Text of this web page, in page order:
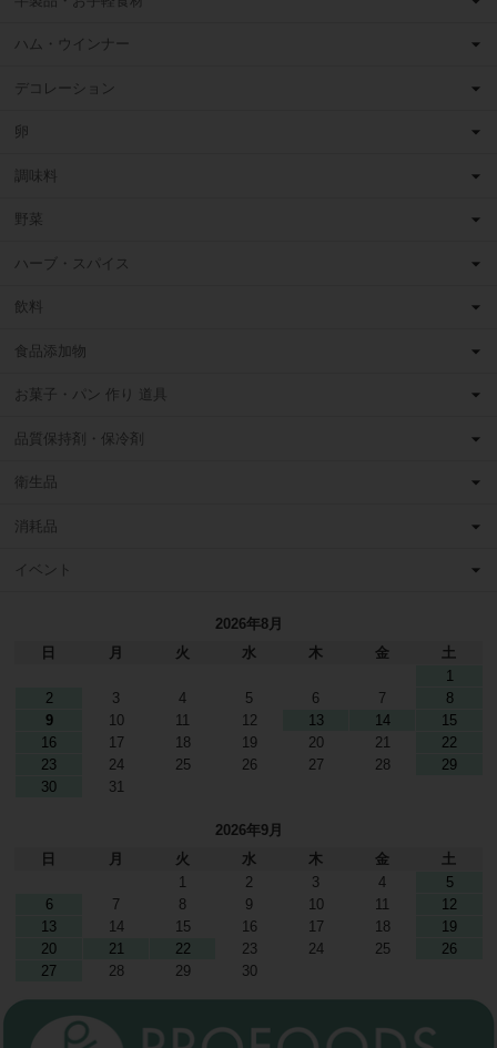
ハム・ウインナー
デコレーション
卵
調味料
野菜
ハーブ・スパイス
飲料
食品添加物
お菓子・パン 作り 道具
品質保持剤・保冷剤
衛生品
消耗品
イベント
2026年8月
日
月 火 水 木 金
土
1
2
3 4 5 6 7
8
9
10 11 12 13 14
15
16
17 18 19 20 21
22
23
24 25 26 27 28
29
30
31
2026年9月
日
月 火 水 木 金
土
1
2 3 4
5
6
7 8 9 10 11
12
13
14 15 16 17 18
19
20
21 22 23 24 25
26
27
28 29 30